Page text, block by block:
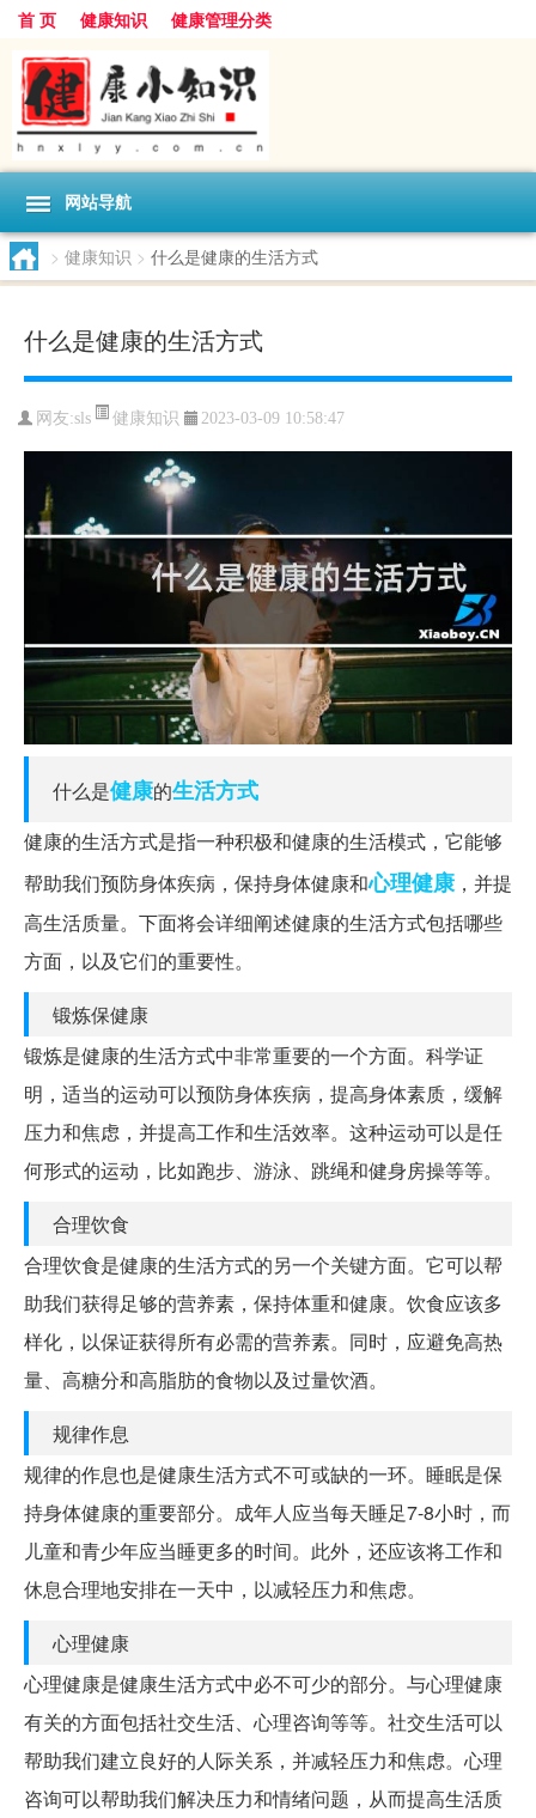
首 页 健康知识 健康管理分类
网站导航
> 健康知识 > 什么是健康的生活方式
什么是健康的生活方式
网友:sls 健康知识 2023-03-09 10:58:47
什么是健康的生活方式
健康的生活方式是指一种积极和健康的生活模式，它能够
帮助我们预防身体疾病，保持身体健康和心理健康，并提
高生活质量。下面将会详细阐述健康的生活方式包括哪些
方面，以及它们的重要性。
锻炼保健康
锻炼是健康的生活方式中非常重要的一个方面。科学证
明，适当的运动可以预防身体疾病，提高身体素质，缓解
压力和焦虑，并提高工作和生活效率。这种运动可以是任
何形式的运动，比如跑步、游泳、跳绳和健身房操等等。
合理饮食
合理饮食是健康的生活方式的另一个关键方面。它可以帮
助我们获得足够的营养素，保持体重和健康。饮食应该多
样化，以保证获得所有必需的营养素。同时，应避免高热
量、高糖分和高脂肪的食物以及过量饮酒。
规律作息
规律的作息也是健康生活方式不可或缺的一环。睡眠是保
持身体健康的重要部分。成年人应当每天睡足7-8小时，而
儿童和青少年应当睡更多的时间。此外，还应该将工作和
休息合理地安排在一天中，以减轻压力和焦虑。
心理健康
心理健康是健康生活方式中必不可少的部分。与心理健康
有关的方面包括社交生活、心理咨询等等。社交生活可以
帮助我们建立良好的人际关系，并减轻压力和焦虑。心理
咨询可以帮助我们解决压力和情绪问题，从而提高生活质